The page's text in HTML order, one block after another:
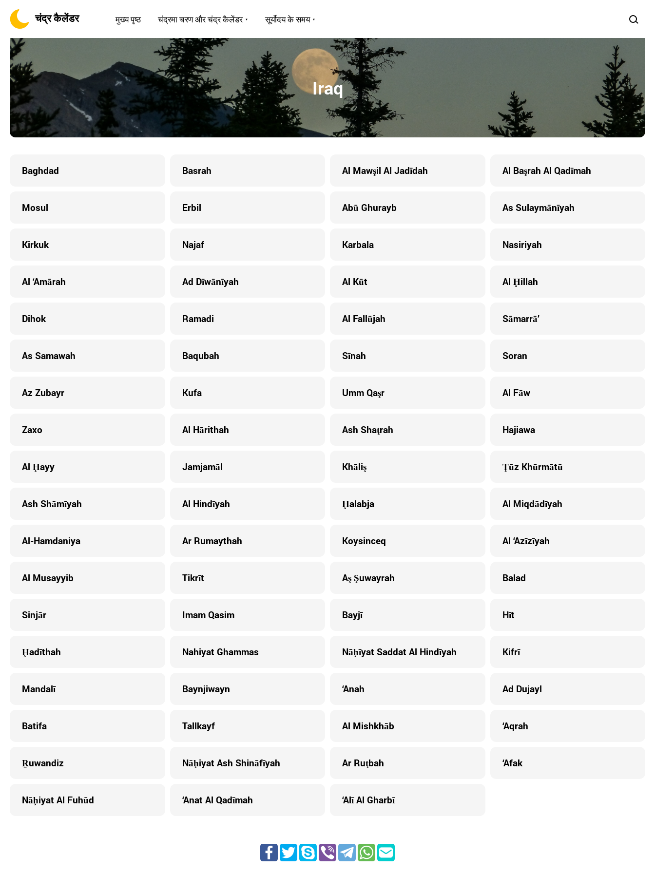
चंद्र कैलेंडर मुख्य पृष्ठ चंद्रमा चरण और चंद्र कैलेंडर सूर्योदय के समय
Iraq
Baghdad Basrah Al Mawşil Al Jadīdah Al Başrah Al Qadīmah
Mosul Erbil Abū Ghurayb As Sulaymānīyah
Kirkuk Najaf Karbala Nasiriyah
Al ‘Amārah Ad Dīwānīyah Al Kūt Al Ḩillah
Dihok Ramadi Al Fallūjah Sāmarrā’
As Samawah Baqubah Sīnah Soran
Az Zubayr Kufa Umm Qaşr Al Fāw
Zaxo Al Hārithah Ash Shaţrah Hajiawa
Al Ḩayy Jamjamāl Khāliş Ţūz Khūrmātū
Ash Shāmīyah Al Hindīyah Ḩalabja Al Miqdādīyah
Al-Hamdaniya Ar Rumaythah Koysinceq Al ‘Azīzīyah
Al Musayyib Tikrīt Aş Şuwayrah Balad
Sinjār Imam Qasim Bayjī Hīt
Ḩadīthah Nahiyat Ghammas Nāḩīyat Saddat Al Hindīyah Kifrī
Mandalī Baynjiwayn ‘Anah Ad Dujayl
Batifa Tallkayf Al Mishkhāb ‘Aqrah
Ṟuwandiz Nāḩiyat Ash Shināfīyah Ar Ruţbah ‘Afak
Nāḩiyat Al Fuhūd ‘Anat Al Qadīmah ‘Alī Al Gharbī